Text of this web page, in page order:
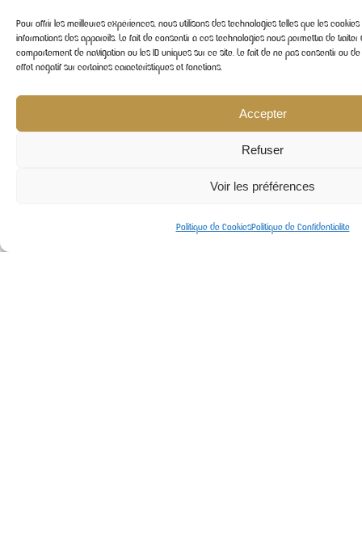
Pour offrir les meilleures expériences, nous utilisons des technologies telles que les
informations des appareils. Le fait de consentir à ces technologies nous permettra de
comportement de navigation ou les ID uniques sur ce site. Le fait de ne pas consentir ou
effet négatif sur certaines caractéristiques et fonctions.
Accepter
Refuser
Voir les préférences
Politique de CookiesPolitique de Confidentialité